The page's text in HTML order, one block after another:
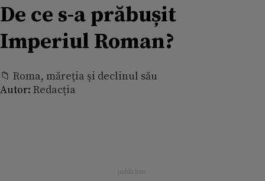
De ce s-a prăbușit
Imperiul Roman?
📁 Roma, măreţia şi declinul său
Autor: Redacția